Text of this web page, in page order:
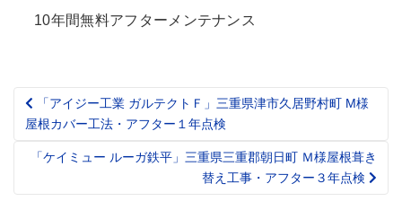
10年間無料アフターメンテナンス
Post
navigation
「アイジー工業 ガルテクトＦ」三重県津市久居野村町 M様
屋根カバー工法・アフター１年点検
「ケイミュー ルーガ鉄平」三重県三重郡朝日町 Ｍ様屋根葺き
替え工事・アフター３年点検